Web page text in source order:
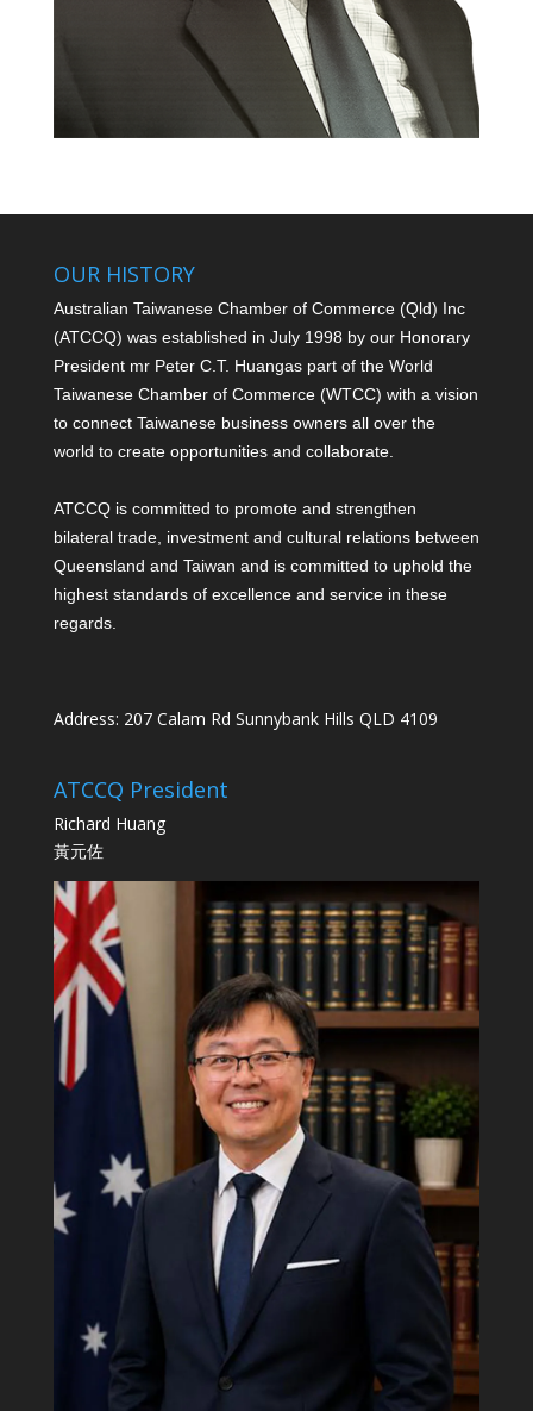
OUR HISTORY
Australian Taiwanese Chamber of Commerce (Qld) Inc
(ATCCQ) was established in July 1998 by our Honorary
President mr Peter C.T. Huangas part of the World
Taiwanese Chamber of Commerce (WTCC) with a vision
to connect Taiwanese business owners all over the
world to create opportunities and collaborate.
ATCCQ is committed to promote and strengthen
bilateral trade, investment and cultural relations between
Queensland and Taiwan and is committed to uphold the
highest standards of excellence and service in these
regards.
Address: 207 Calam Rd Sunnybank Hills QLD 4109
ATCCQ President
Richard Huang
黃元佐